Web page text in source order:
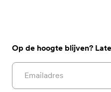
Op de hoogte blijven?
Email address